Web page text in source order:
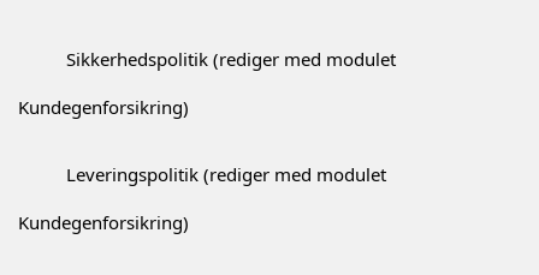
Sikkerhedspolitik (rediger med modulet
Kundegenforsikring)
Leveringspolitik (rediger med modulet
Kundegenforsikring)